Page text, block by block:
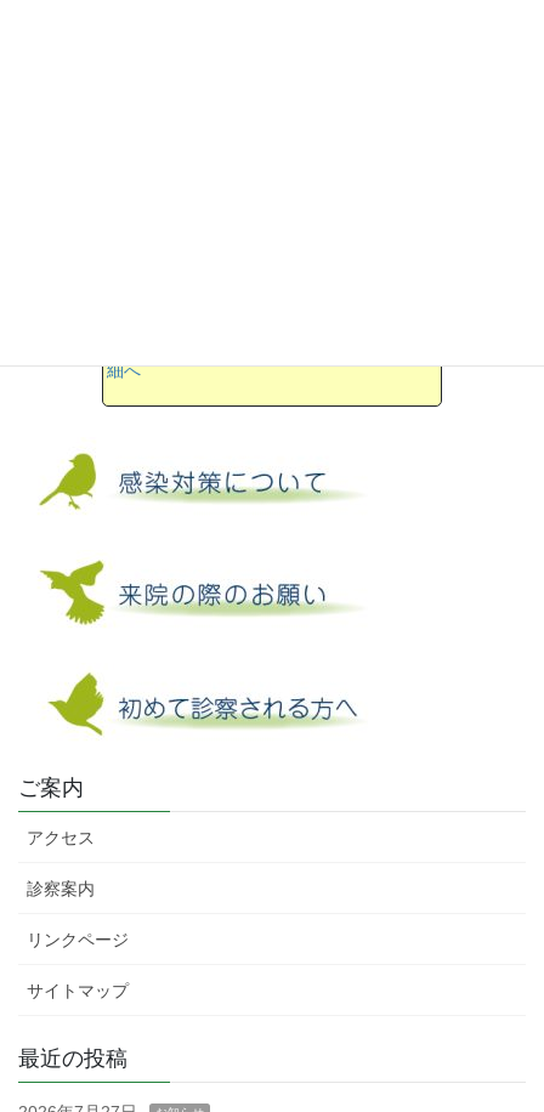
細へ
ご案内
アクセス
診察案内
リンクページ
サイトマップ
最近の投稿